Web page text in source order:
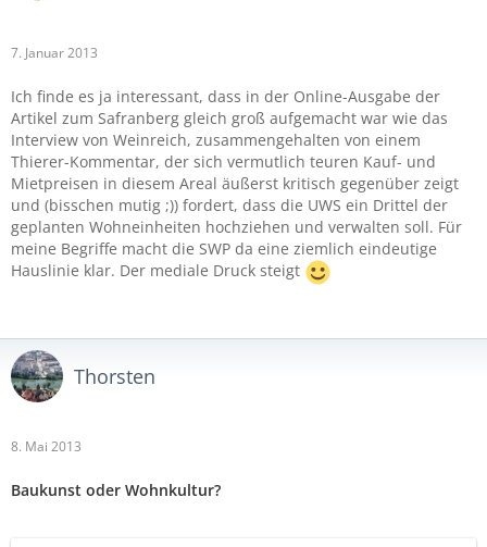
7. Januar 2013
Ich finde es ja interessant, dass in der Online-Ausgabe der
Artikel zum Safranberg gleich groß aufgemacht war wie das
Interview von Weinreich, zusammengehalten von einem
Thierer-Kommentar, der sich vermutlich teuren Kauf- und
Mietpreisen in diesem Areal äußerst kritisch gegenüber zeigt
und (bisschen mutig ;)) fordert, dass die UWS ein Drittel der
geplanten Wohneinheiten hochziehen und verwalten soll. Für
meine Begriffe macht die SWP da eine ziemlich eindeutige
Hauslinie klar. Der mediale Druck steigt
Thorsten
8. Mai 2013
Baukunst oder Wohnkultur?